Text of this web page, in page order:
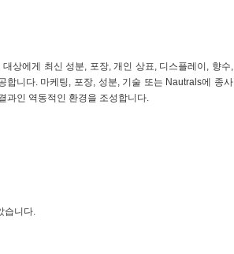
상에게 최신 성분, 포장, 개인 상표, 디스플레이, 향수,
합니다. 마케팅, 포장, 성분, 기술 또는 Nautrals에 종사
과인 역동적인 환경을 조성합니다.
습니다.